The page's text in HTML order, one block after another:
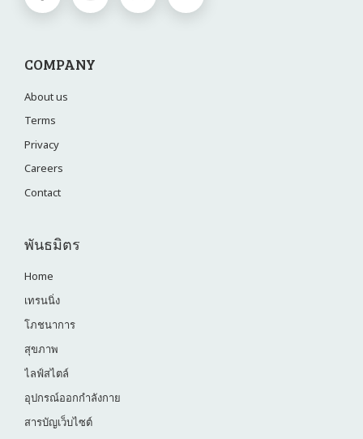
COMPANY
About us
Terms
Privacy
Careers
Contact
พันธมิตร
Home
เทรนนิ่ง
โภชนาการ
สุขภาพ
ไลฟ์สไตล์
อุปกรณ์ออกกำลังกาย
สารบัญเว็บไซต์